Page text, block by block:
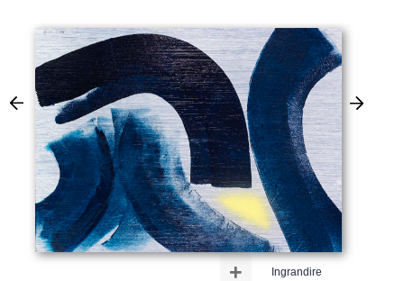
Ingrandire
+